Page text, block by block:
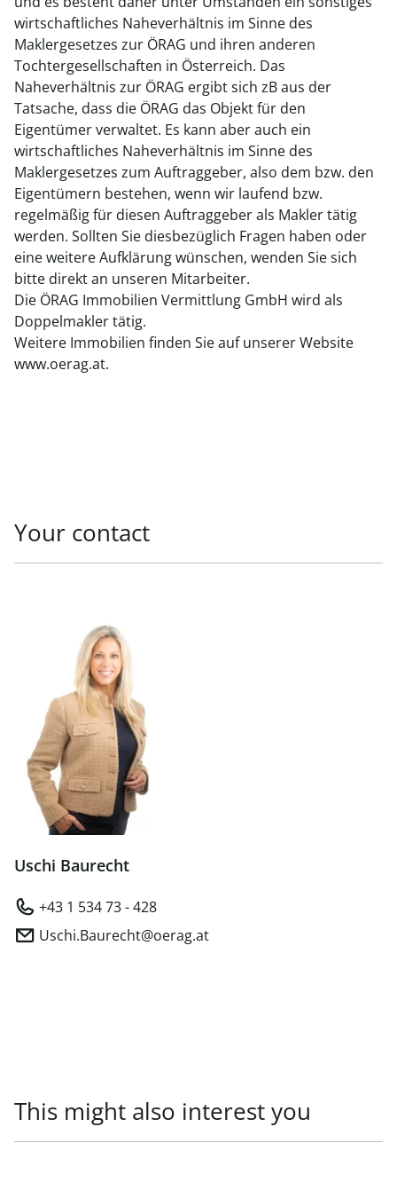
wirtschaftliches Naheverhältnis im Sinne des
Maklergesetzes zur ÖRAG und ihren anderen
Tochtergesellschaften in Österreich. Das
Naheverhältnis zur ÖRAG ergibt sich zB aus der
Tatsache, dass die ÖRAG das Objekt für den
Eigentümer verwaltet. Es kann aber auch ein
wirtschaftliches Naheverhältnis im Sinne des
Maklergesetzes zum Auftraggeber, also dem bzw. den
Eigentümern bestehen, wenn wir laufend bzw.
regelmäßig für diesen Auftraggeber als Makler tätig
werden. Sollten Sie diesbezüglich Fragen haben oder
eine weitere Aufklärung wünschen, wenden Sie sich
bitte direkt an unseren Mitarbeiter.
Die ÖRAG Immobilien Vermittlung GmbH wird als
Doppelmakler tätig.
Weitere Immobilien finden Sie auf unserer Website
www.oerag.at.
Your contact
Uschi Baurecht
+43 1 534 73 - 428
Uschi.Baurecht@oerag.at
This might also interest you